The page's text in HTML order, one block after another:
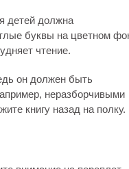
детей должна
буквы на цветном
чтение.
он должен быть
неразборчивыми
книгу назад на полку.